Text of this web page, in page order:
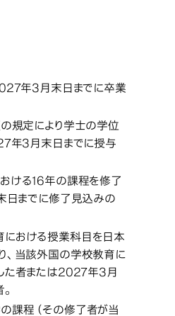
ている者）
ている者）
ている者）
年3月末日までに卒業
規定により学士の学位
年3月末日までに授与
ける16年の課程を修了
日までに修了見込みの
における授業科目を日本
、当該外国の学校教育に
た者または2027年3月
課程（その修了者が当